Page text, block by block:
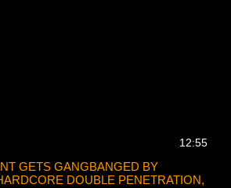
12:55
GETS GANGBANGED BY
DOUBLE PENETRATION,